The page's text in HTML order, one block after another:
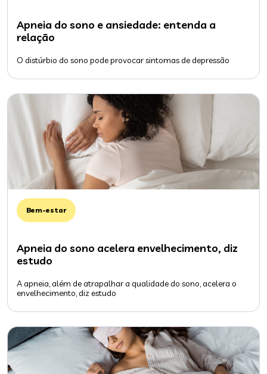
Apneia do sono e ansiedade: entenda a
relação
O distúrbio do sono pode provocar sintomas de depressão
Bem-estar
Apneia do sono acelera envelhecimento, diz
estudo
A apneia, além de atrapalhar a qualidade do sono, acelera o
envelhecimento, diz estudo